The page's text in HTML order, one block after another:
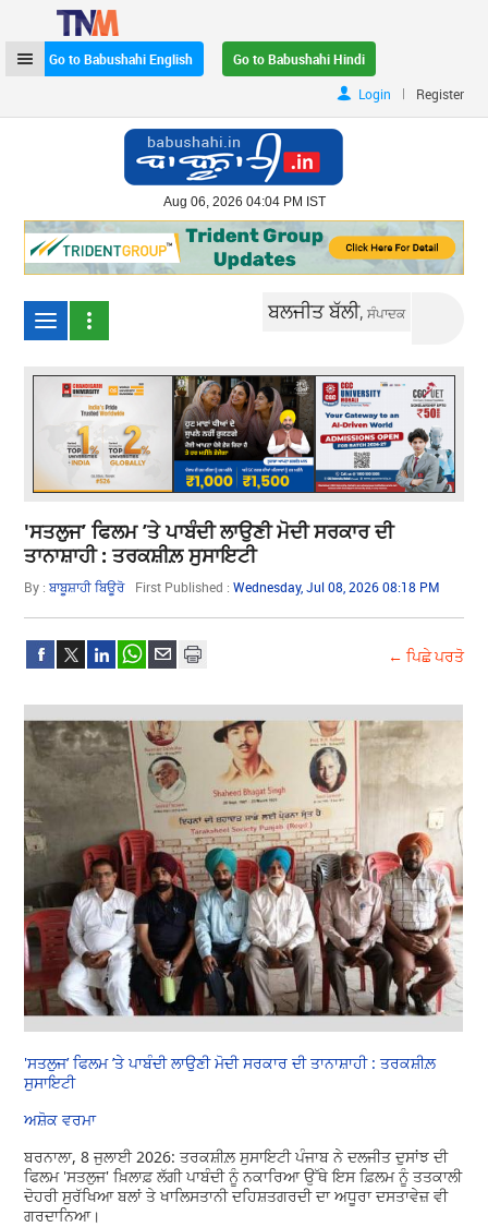
Go to Babushahi English
Go to Babushahi Hindi
Login
| Register
Aug 06, 2026 04:04 PM IST
ਬਲਜੀਤ ਬੱਲੀ,ਸੰਪਾਦਕ
'ਸਤਲੁਜ’ ਫਿਲਮ ’ਤੇ ਪਾਬੰਦੀ ਲਾਉਣੀ ਮੋਦੀ ਸਰਕਾਰ ਦੀ
ਤਾਨਾਸ਼ਾਹੀ : ਤਰਕਸ਼ੀਲ਼ ਸੁਸਾਇਟੀ
By :ਬਾਬੂਸ਼ਾਹੀ ਬਿਊਰੋ First Published :Wednesday, Jul 08, 2026 08:18 PM
← ਪਿਛੇ ਪਰਤੋ
'ਸਤਲੁਜ’ ਫਿਲਮ ’ਤੇ ਪਾਬੰਦੀ ਲਾਉਣੀ ਮੋਦੀ ਸਰਕਾਰ ਦੀ ਤਾਨਾਸ਼ਾਹੀ : ਤਰਕਸ਼ੀਲ਼
ਸੁਸਾਇਟੀ
ਅਸ਼ੋਕ ਵਰਮਾ
ਬਰਨਾਲਾ, 8 ਜੁਲਾਈ 2026: ਤਰਕਸ਼ੀਲ਼ ਸੁਸਾਇਟੀ ਪੰਜਾਬ ਨੇ ਦਲਜੀਤ ਦੁਸਾਂਝ ਦੀ
ਫਿਲਮ 'ਸਤਲੁਜ' ਖ਼ਿਲਾਫ਼ ਲੱਗੀ ਪਾਬੰਦੀ ਨੂੰ ਨਕਾਰਿਆ ਉੱਥੇ ਇਸ ਫ਼ਿਲਮ ਨੂੰ ਤਤਕਾਲੀ
ਦੋਹਰੀ ਸੁਰੱਖਿਆ ਬਲਾਂ ਤੇ ਖਾਲਿਸਤਾਨੀ ਦਹਿਸ਼ਤਗਰਦੀ ਦਾ ਅਧੂਰਾ ਦਸਤਾਵੇਜ਼ ਵੀ
ਗਰਦਾਨਿਆ।